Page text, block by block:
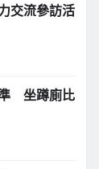
交流參訪活
準 坐蹲廁比